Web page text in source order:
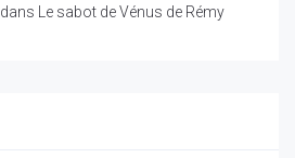
dans
Le sabot de Vénus de Rémy